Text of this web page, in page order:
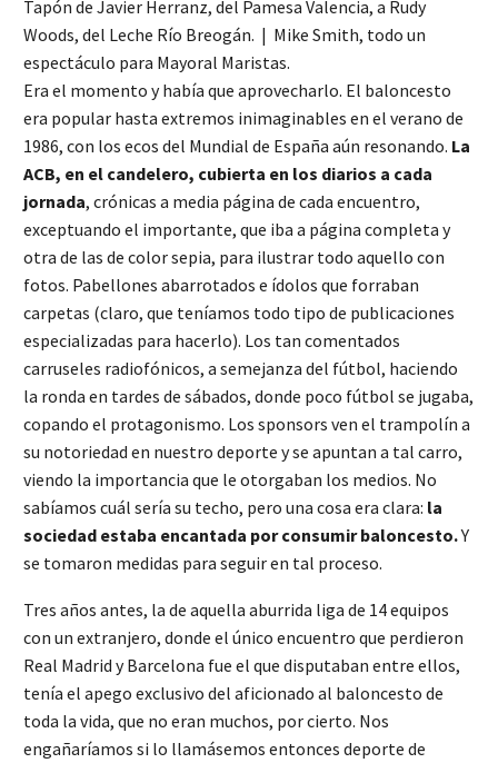
Tapón de Javier Herranz, del Pamesa Valencia, a Rudy
Woods, del Leche Río Breogán. | Mike Smith, todo un
espectáculo para Mayoral Maristas.
Era el momento y había que aprovecharlo. El baloncesto
era popular hasta extremos inimaginables en el verano de
1986, con los ecos del Mundial de España aún resonando. La
ACB, en el candelero, cubierta en los diarios a cada
jornada, crónicas a media página de cada encuentro,
exceptuando el importante, que iba a página completa y
otra de las de color sepia, para ilustrar todo aquello con
fotos. Pabellones abarrotados e ídolos que forraban
carpetas (claro, que teníamos todo tipo de publicaciones
especializadas para hacerlo). Los tan comentados
carruseles radiofónicos, a semejanza del fútbol, haciendo
la ronda en tardes de sábados, donde poco fútbol se jugaba,
copando el protagonismo. Los sponsors ven el trampolín a
su notoriedad en nuestro deporte y se apuntan a tal carro,
viendo la importancia que le otorgaban los medios. No
sabíamos cuál sería su techo, pero una cosa era clara: la
sociedad estaba encantada por consumir baloncesto.Y
se tomaron medidas para seguir en tal proceso.
Tres años antes, la de aquella aburrida liga de 14 equipos
con un extranjero, donde el único encuentro que perdieron
Real Madrid y Barcelona fue el que disputaban entre ellos,
tenía el apego exclusivo del aficionado al baloncesto de
toda la vida, que no eran muchos, por cierto. Nos
engañaríamos si lo llamásemos entonces deporte de